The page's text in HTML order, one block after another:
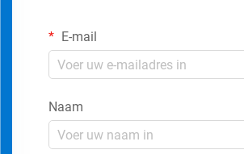
E-mail
Naam